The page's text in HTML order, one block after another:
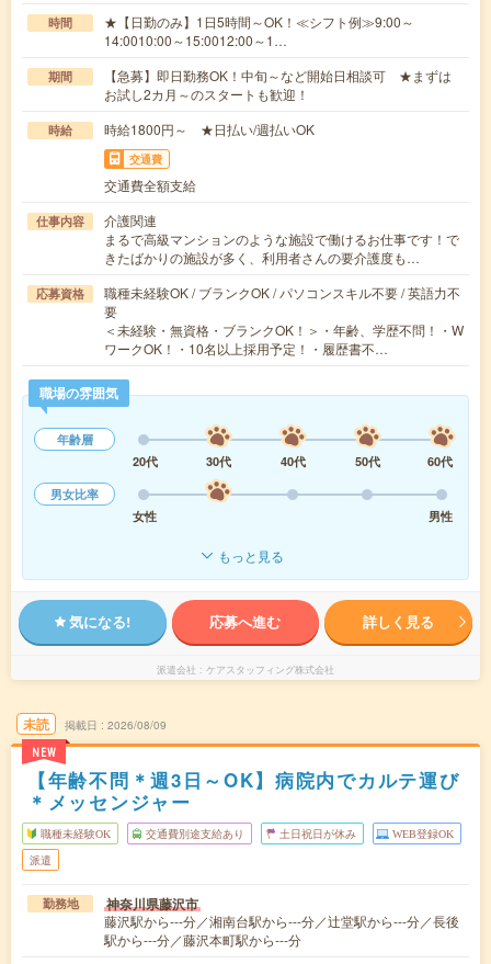
時間
★【日勤のみ】1日5時間～OK！≪シフト例≫9:00～
14:0010:00～15:0012:00～1…
期間
【急募】即日勤務OK！中旬～など開始日相談可 ★まずは
お試し2カ月～のスタートも歓迎！
時給 時給1800円～ ★日払い/週払いOK
交通費
交通費全額支給
仕事内容
介護関連
まるで高級マンションのような施設で働けるお仕事です！で
きたばかりの施設が多く、利用者さんの要介護度も…
応募資格
職種未経験OK / ブランクOK / パソコンスキル不要 / 英語力不
要
＜未経験・無資格・ブランクOK！＞・年齢、学歴不問！・W
ワークOK！・10名以上採用予定！・履歴書不…
職場の雰囲気
年齢層
20代
30代 40代 50代
60代
男女比率
女性
男性
もっと見る
気になる! 応募へ進む 詳しく見る
派遣会社 ケアスタッフィング株式会社
未読
NEW
掲載日 2026/08/09
【年齢不問＊週3日～OK】病院内でカルテ運び
＊メッセンジャー
職種未経験OK 交通費別途支給あり 土日祝日が休み WEB登録OK
派遣
勤務地 神奈川県藤沢市
藤沢駅から---分／湘南台駅から---分／辻堂駅から---分／長後
駅から---分／藤沢本町駅から---分